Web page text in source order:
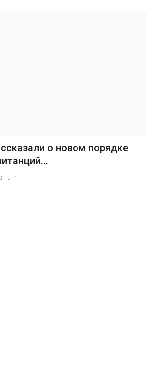
о новом порядке
0 1